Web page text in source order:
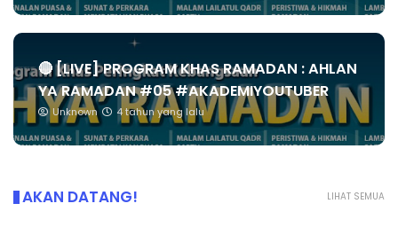
🔴 [LIVE] PROGRAM KHAS RAMADAN : AHLAN
YA RAMADAN #05 #AKADEMIYOUTUBER
Unknown 4 tahun yang lalu
LIHAT SEMUA
AKAN DATANG!